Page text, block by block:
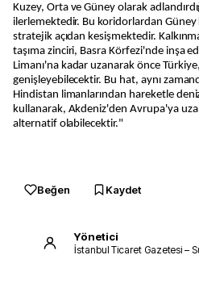
Kuzey, Orta ve Güney olarak
ilerlemektedir. Bu koridorlardan Güney
stratejik açıdan kesişmektedir.
taşıma zinciri, Basra Körfezi'nde inşa
Limanı'na kadar uzanarak önce
genişleyebilecektir. Bu hat, aynı
Hindistan limanlarından hareketle
kullanarak, Akdeniz'den Avrupa'ya
alternatif olabilecektir."
Beğen Kaydet
Yönetici
İstanbul Ticaret Gazetesi –